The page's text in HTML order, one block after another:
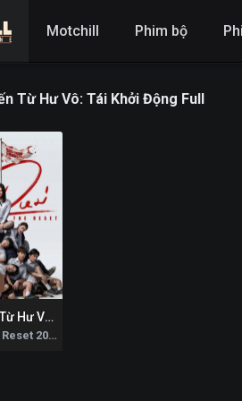
Motchill Phim bộ
Từ Hư Vô: Tái Khởi Động Full
0
Cô Gái Đến Từ Hư Vô: Tái Khởi Động
เด็กใหม่ The Reset 2026